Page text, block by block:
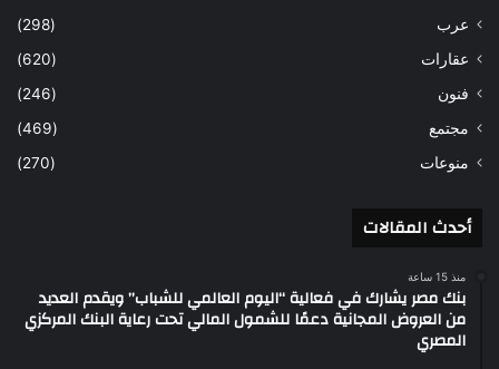
عرب
(298)
عقارات
(620)
فنون
(246)
مجتمع
(469)
منوعات
(270)
أحدث المقالات
منذ 15 ساعة
بنك مصر يشارك في فعالية “اليوم العالمي للشباب” ويقدم العديد
من العروض المجانية دعمًا للشمول المالي تحت رعاية البنك المركزي
المصري